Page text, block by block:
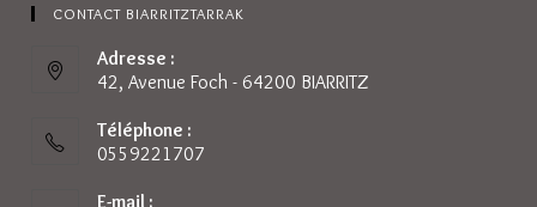
CONTACT BIARRITZTARRAK
Adresse :
42, Avenue Foch - 64200 BIARRITZ
Téléphone :
0559221707
E-mail :